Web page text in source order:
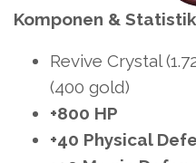
Komponen & Statistik
Revive Crystal
(400 gold)
+800 HP
+40 Physical